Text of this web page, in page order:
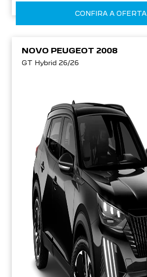
CONFIRA A OFERTA
NOVO PEUGEOT 2008
GT Hybrid 26/26